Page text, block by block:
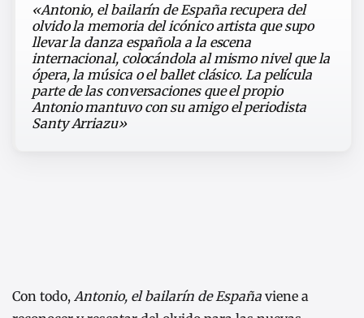
«Antonio, el bailarín de España recupera del
olvido la memoria del icónico artista que supo
llevar la danza española a la escena
internacional, colocándola al mismo nivel que la
ópera, la música o el ballet clásico. La película
parte de las conversaciones que el propio
Antoniomantuvo con su amigo el periodista
Santy Arriazu»
Con todo, Antonio, el bailarín de España viene a